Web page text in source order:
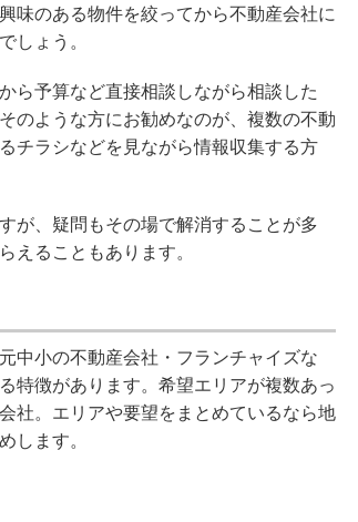
味のある物件を絞ってから不動産会社に
しょう。
ら予算など直接相談しながら相談した
のような方にお勧めなのが、複数の不動
チラシなどを見ながら情報収集する方
が、疑問もその場で解消することが多
えることもあります。
中小の不動産会社・フランチャイズな
特徴があります。希望エリアが複数あっ
社。エリアや要望をまとめているなら地
します。